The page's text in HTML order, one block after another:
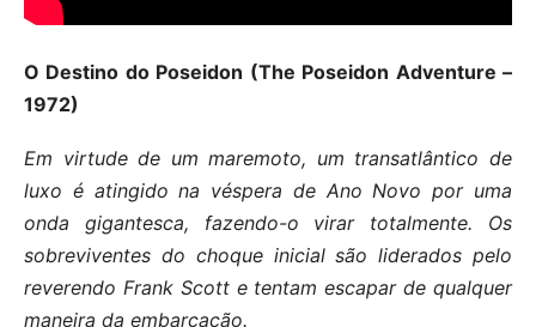
O Destino do Poseidon (The Poseidon Adventure –
1972)
Em virtude de um maremoto, um transatlântico de
luxo é atingido na véspera de Ano Novo por uma
onda gigantesca, fazendo-o virar totalmente. Os
sobreviventes do choque inicial são liderados pelo
reverendo Frank Scott e tentam escapar de qualquer
maneira da embarcação.